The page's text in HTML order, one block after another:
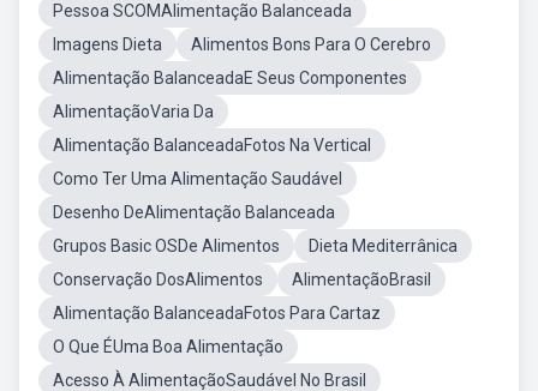
Pessoa SCOMAlimentação Balanceada
Imagens Dieta
Alimentos Bons Para O Cerebro
Alimentação BalanceadaE Seus Componentes
AlimentaçãoVaria Da
Alimentação BalanceadaFotos Na Vertical
Como Ter Uma Alimentação Saudável
Desenho DeAlimentação Balanceada
Grupos Basic OSDe Alimentos
Dieta Mediterrânica
Conservação DosAlimentos
AlimentaçãoBrasil
Alimentação BalanceadaFotos Para Cartaz
O Que ÉUma Boa Alimentação
Acesso À AlimentaçãoSaudável No Brasil